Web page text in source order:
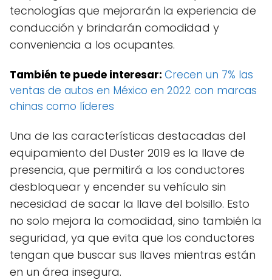
tecnologías que mejorarán la experiencia de
conducción y brindarán comodidad y
conveniencia a los ocupantes.
También te puede interesar: Crecen un 7% las
ventas de autos en México en 2022 con marcas
chinas como líderes
Una de las características destacadas del
equipamiento del Duster 2019 es la llave de
presencia, que permitirá a los conductores
desbloquear y encender su vehículo sin
necesidad de sacar la llave del bolsillo. Esto
no solo mejora la comodidad, sino también la
seguridad, ya que evita que los conductores
tengan que buscar sus llaves mientras están
en un área insegura.